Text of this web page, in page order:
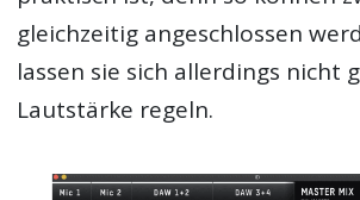
gleichzeitig angeschlossen
lassen sie sich allerdings nicht
Lautstärke regeln.